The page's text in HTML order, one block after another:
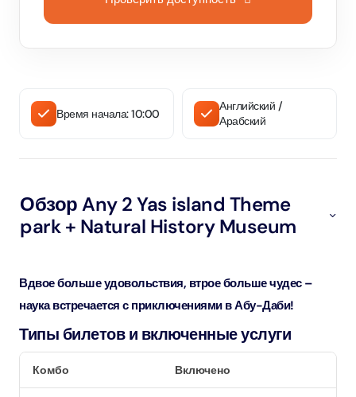
Время начала: 10:00
Английский /
Арабский
Обзор Any 2 Yas island Theme
park + Natural History Museum
Вдвое больше удовольствия, втрое больше чудес –
наука встречается с приключениями в Абу-Даби!
Типы билетов и включенные услуги
Комбо Включено